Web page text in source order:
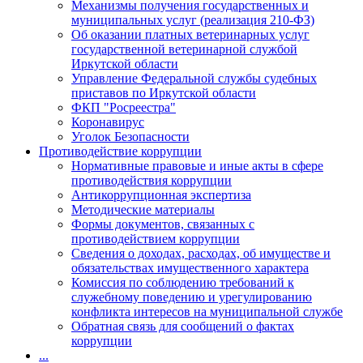
Механизмы получения государственных и
муниципальных услуг (реализация 210-ФЗ)
Об оказании платных ветеринарных услуг
государственной ветеринарной службой
Иркутской области
Управление Федеральной службы судебных
приставов по Иркутской области
ФКП "Росреестра"
Коронавирус
Уголок Безопасности
Противодействие коррупции
Нормативные правовые и иные акты в сфере
противодействия коррупции
Антикоррупционная экспертиза
Методические материалы
Формы документов, связанных с
противодействием коррупции
Сведения о доходах, расходах, об имуществе и
обязательствах имущественного характера
Комиссия по соблюдению требований к
служебному поведению и урегулированию
конфликта интересов на муниципальной службе
Обратная связь для сообщений о фактах
коррупции
...